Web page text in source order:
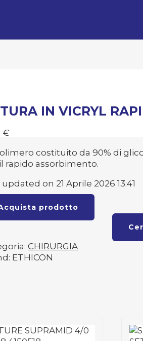
IN VICRYL
€
costituito da 90% di
rapido assorbimento.
updated on 21 Aprile 2026 13:41
prodotto
CHIRURGIA
ETHICON